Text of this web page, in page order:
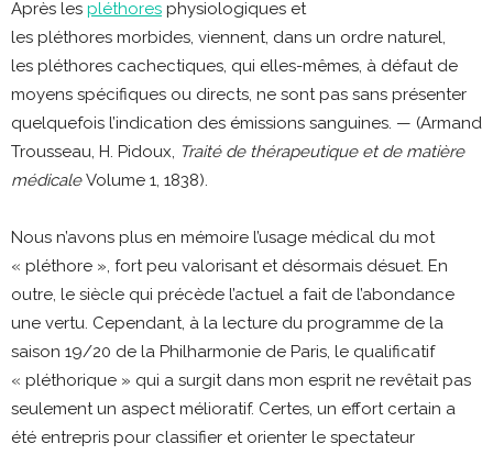
Après les pléthores physiologiques et
les pléthores morbides, viennent, dans un ordre naturel,
les pléthores cachectiques, qui elles-mêmes, à défaut de
moyens spécifiques ou directs, ne sont pas sans présenter
quelquefois l’indication des émissions sanguines. — (Armand
Trousseau, H. Pidoux, Traité de thérapeutique et de matière
médicaleVolume 1, 1838).
Nous n’avons plus en mémoire l’usage médical du mot
« pléthore », fort peu valorisant et désormais désuet. En
outre, le siècle qui précède l’actuel a fait de l’abondance
une vertu. Cependant, à la lecture du programme de la
saison 19/20 de la Philharmonie de Paris, le qualificatif
« pléthorique » qui a surgit dans mon esprit ne revêtait pas
seulement un aspect mélioratif. Certes, un effort certain a
été entrepris pour classifier et orienter le spectateur